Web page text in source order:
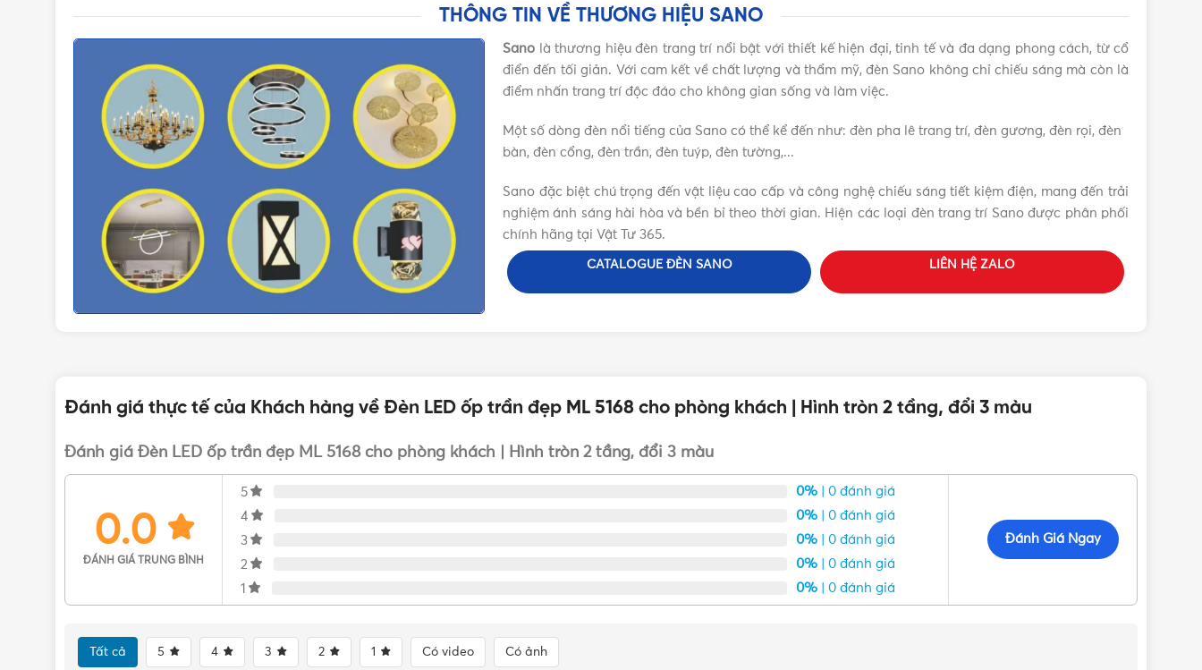
Sanolà một trong những thương hiệu sản xuất các loạiđèn trần trang trícao cấpvà hiện đại. Các sản phẩm đèn mâm ốp trần của Sano luôn đa dạng về kiểu dáng cũng
như công suất chiếu sáng phù hợp với nhiều không gian cũng như phong cách thiết kế.
THÔNG TIN VỀ THƯƠNG HIỆU SANO
Sano là thương hiệu đèn trang trí nổi bật với thiết kế hiện đại, tinh tế và đa dạng phong cách, từ cổ
điển đến tối giản. Với cam kết về chất lượng và thẩm mỹ, đèn Sano không chỉ chiếu sáng mà còn là
điểm nhấn trang trí độc đáo cho không gian sống và làm việc.
Một số dòng đèn nổi tiếng của Sano có thể kể đến như: đèn pha lê trang trí, đèn gương, đèn rọi, đèn
bàn, đèn cổng, đèn trần, đèn tuýp, đèn tường,...
Sano đặc biệt chú trọng đến vật liệu cao cấp và công nghệ chiếu sáng tiết kiệm điện, mang đến trải
nghiệm ánh sáng hài hòa và bền bỉ theo thời gian. Hiện các loại đèn trang trí Sano được phân phối
chính hãng tại Vật Tư 365.
CATALOGUE ĐÈN SANO LIÊN HỆ ZALO
Đánh giá thực tế của Khách hàng về Đèn LED ốp trần đẹp ML 5168 cho phòng khách | Hình tròn 2 tầng, đổi 3 màu
Đánh giá Đèn LED ốp trần đẹp ML 5168 cho phòng khách | Hình tròn 2 tầng, đổi 3 màu
0.0
ĐÁNH GIÁ TRUNG BÌNH
5 0% | 0 đánh giá
4
0% | 0 đánh giá
3
0% | 0 đánh giá
2
0% | 0 đánh giá
1
0% | 0 đánh giá
Đánh Giá Ngay
Tất cả 5 4 3 2 1 Có video Có ảnh